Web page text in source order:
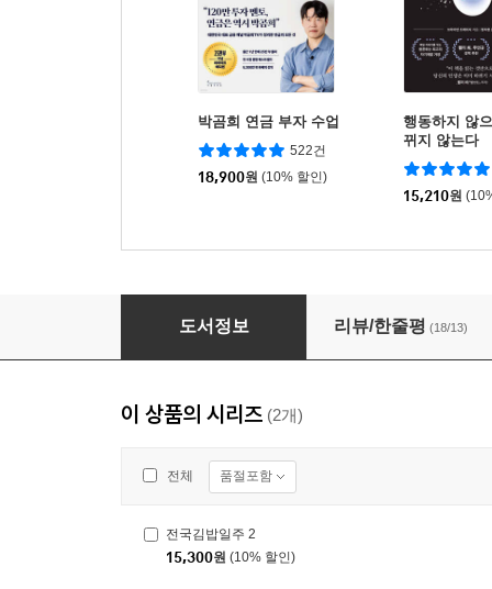
박곰희 연금 부자 수업
522건
18,900원 (10% 할인)
행동하지 않
뀌지 않는다
15,210원
전국김밥일주
도서정보 리뷰/한줄평 (18/13)
이 상품의 시리즈 (2개)
전체 품절포함
전국김밥일주 2
15,300원 (10% 할인)